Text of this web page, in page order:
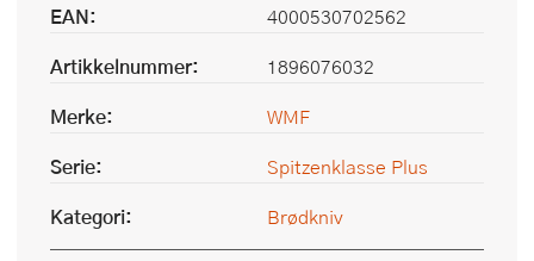
EAN:
4000530702562
Artikkelnummer:
1896076032
Merke:
WMF
Serie:
Spitzenklasse Plus
Kategori:
Brødkniv